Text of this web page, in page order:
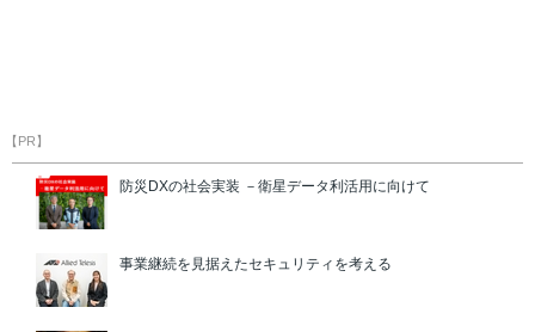
【PR】
防災DXの社会実装 －衛星データ利活用に向けて
事業継続を見据えたセキュリティを考える